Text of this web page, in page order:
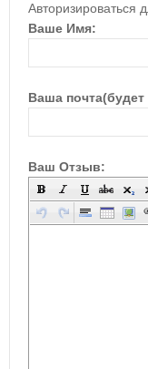
Авторизироваться
Ваше Имя:
Ваша
Ваш Отзыв: